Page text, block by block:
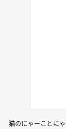
猫のにゃーことに